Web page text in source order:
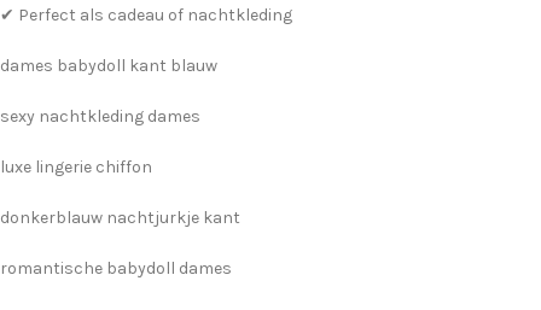
✔ Perfect als cadeau of nachtkleding
dames babydoll kant blauw
sexy nachtkleding dames
luxe lingerie chiffon
donkerblauw nachtjurkje kant
romantische babydoll dames